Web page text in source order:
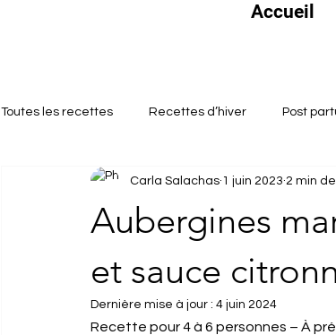
Accueil
Toutes les recettes Recettes d’hiver Post
Repas de fêtes Brunch Apéritif dînatoire
Aubergines
et sauce
Carla Salachas 1 juin 2023 2 min
Dernière mise à jour : 4 juin 2024
Recette pour 4 à 6 personnes – À